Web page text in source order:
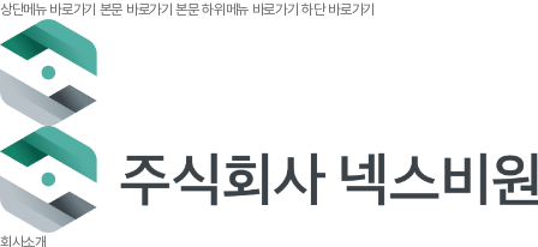
상단메뉴 바로가기 본문 바로가기본문 하위메뉴 바로가기하단 바로가기
회사소개